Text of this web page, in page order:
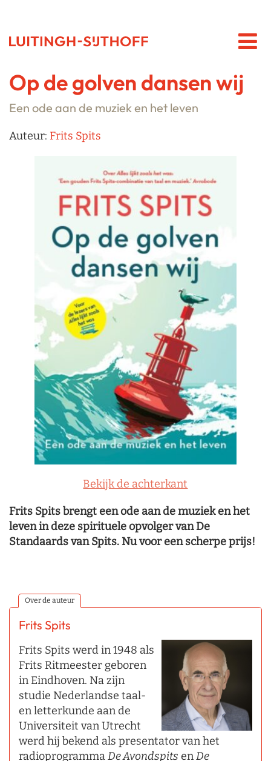
Op de golven dansen wij
Een ode aan de muziek en het leven
Auteur: Frits Spits
Bekijk de achterkant
Frits Spits brengt een ode aan de muziek en het
leven in deze spirituele opvolger van De
Standaards van Spits. Nu voor een scherpe prijs!
Over de auteur
Frits Spits
Frits Spits werd in 1948 als
Frits Ritmeester geboren
in Eindhoven. Na zijn
studie Nederlandse taal-
en letterkunde aan de
Universiteit van Utrecht
werd hij bekend als presentator van het
radioprogrammaDe Avondspits enDe